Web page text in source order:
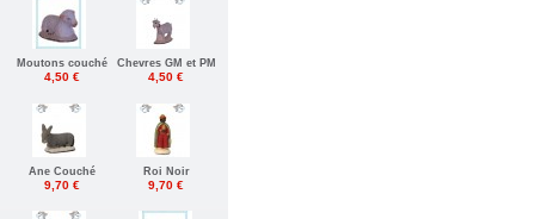
Moutons couché
4,50 €
Chevres GM et PM
4,50 €
Ane Couché
9,70 €
Roi Noir
9,70 €